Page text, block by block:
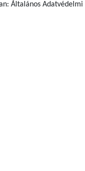
Általános Adatvédelmi